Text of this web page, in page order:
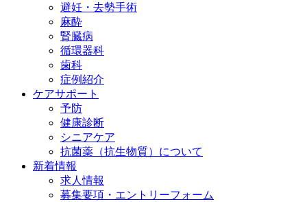
避妊・去勢手術
麻酔
腎臓病
循環器科
歯科
症例紹介
ケアサポート
予防
健康診断
シニアケア
抗菌薬（抗生物質）について
新着情報
求人情報
募集要項・エントリーフォーム